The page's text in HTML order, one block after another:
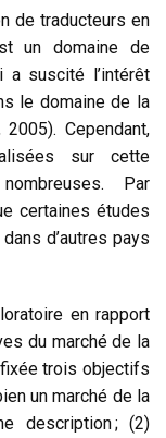
de traducteurs en
un domaine de
a suscité l’intérêt
le domaine de la
Cependant,
sur cette
Par
certaines études
d’autres pays
en rapport
du marché de la
fixée trois objectifs
un marché de la
description ; (2)